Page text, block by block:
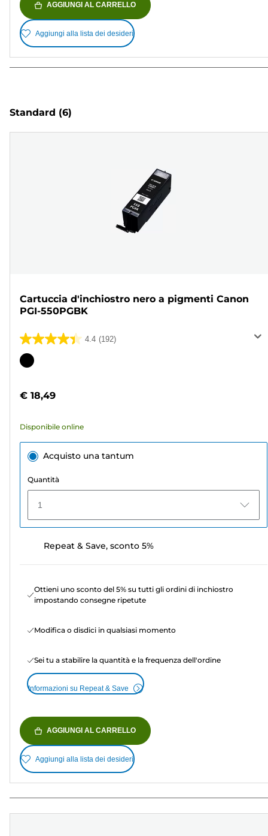
AGGIUNGI AL CARRELLO
Aggiungi alla lista dei desideri
Standard (6)
Cartuccia d'inchiostro nero a pigmenti Canon
PGI-550PGBK
4.4 (192)
4.4
su
192
Cartuccia
€ 18,49
Disponibile online
Acquisto una tantum
Quantità
1
Repeat & Save, sconto 5%
Ottieni uno sconto del 5% su tutti gli ordini di inchiostro
impostando consegne ripetute
Modifica o disdici in qualsiasi momento
Sei tu a stabilire la quantità e la frequenza dell'ordine
Informazioni su Repeat & Save
AGGIUNGI AL CARRELLO
Aggiungi alla lista dei desideri